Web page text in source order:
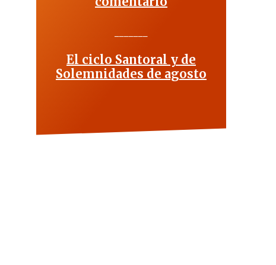
El ciclo Santoral y de
Solemnidades de agosto